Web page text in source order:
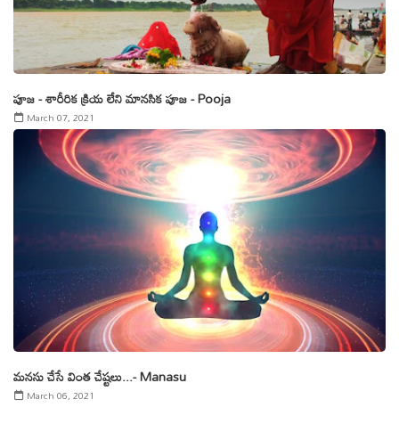
పూజ - శారీరిక క్రియ లేని మానసిక పూజ - Pooja
March 07, 2021
మనసు చేసే వింత చేష్టలు...- Manasu
March 06, 2021